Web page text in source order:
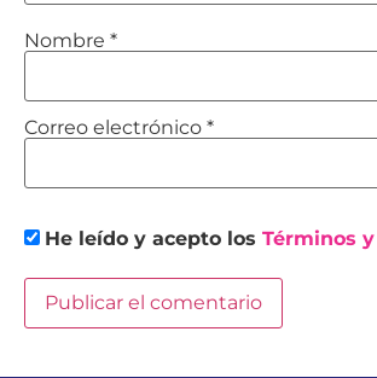
Nombre *
Correo electrónico *
He leído y acepto los Términos